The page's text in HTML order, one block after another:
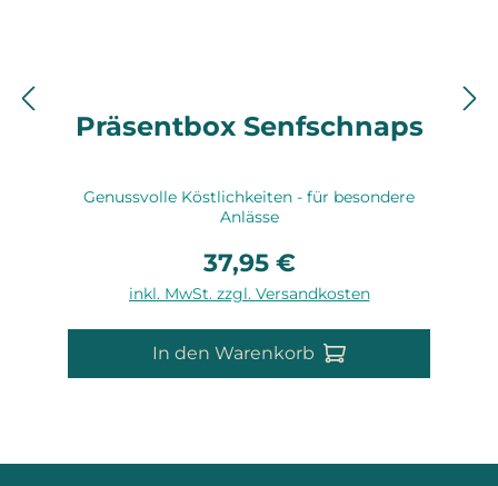
Präsentbox Senfschnaps
Genussvolle Köstlichkeiten - für besondere
Anlässe
Regulärer Preis:
37,95 €
inkl. MwSt. zzgl. Versandkosten
In den Warenkorb